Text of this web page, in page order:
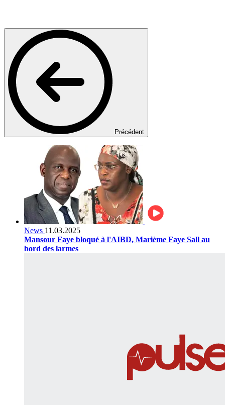
Précédent
News 11.03.2025
Mansour Faye bloqué à l'AIBD, Marième Faye Sall au
bord des larmes